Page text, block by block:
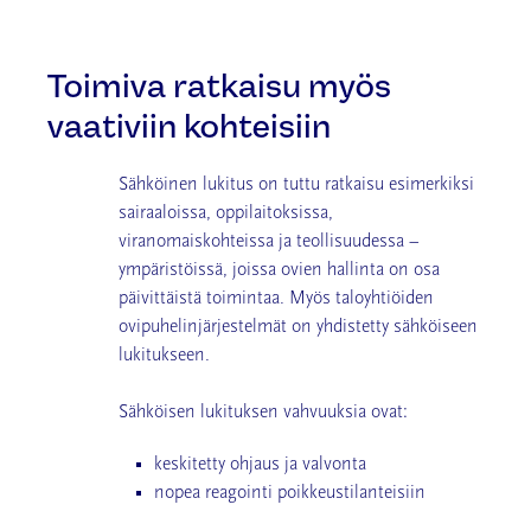
Toimiva ratkaisu myös
vaativiin kohteisiin
Sähköinen lukitus on tuttu ratkaisu esimerkiksi
sairaaloissa, oppilaitoksissa,
viranomaiskohteissa ja teollisuudessa –
ympäristöissä, joissa ovien hallinta on osa
päivittäistä toimintaa. Myös taloyhtiöiden
ovipuhelinjärjestelmät on yhdistetty sähköiseen
lukitukseen.
Sähköisen lukituksen vahvuuksia ovat:
keskitetty ohjaus ja valvonta
nopea reagointi poikkeustilanteisiin